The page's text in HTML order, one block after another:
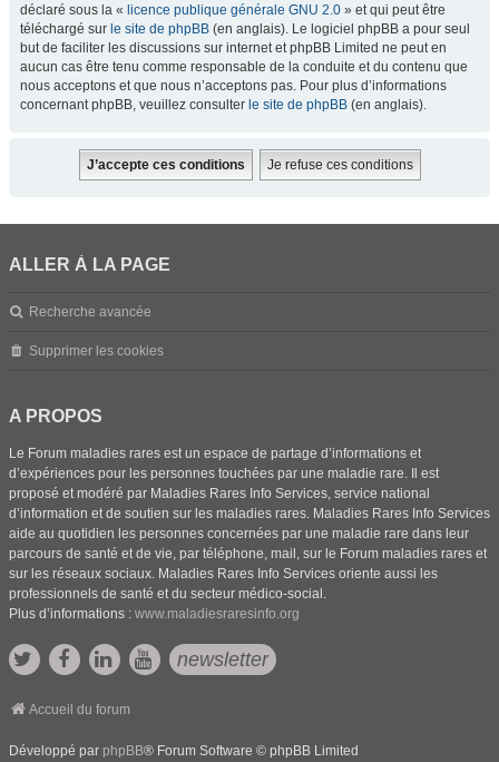
déclaré sous la « licence publique générale GNU 2.0 » et qui peut être
téléchargé sur le site de phpBB (en anglais). Le logiciel phpBB a pour seul
but de faciliter les discussions sur internet et phpBB Limited ne peut en
aucun cas être tenu comme responsable de la conduite et du contenu que
nous acceptons et que nous n’acceptons pas. Pour plus d’informations
concernant phpBB, veuillez consulter le site de phpBB (en anglais).
ALLER À LA PAGE
Recherche avancée
Supprimer les cookies
A PROPOS
Le Forum maladies rares est un espace de partage d’informations et
d’expériences pour les personnes touchées par une maladie rare. Il est
proposé et modéré par Maladies Rares Info Services, service national
d’information et de soutien sur les maladies rares. Maladies Rares Info Services
aide au quotidien les personnes concernées par une maladie rare dans leur
parcours de santé et de vie, par téléphone, mail, sur le Forum maladies rares et
sur les réseaux sociaux. Maladies Rares Info Services oriente aussi les
professionnels de santé et du secteur médico-social.
Plus d’informations : www.maladiesraresinfo.org
newsletter
Accueil du forum
Développé par phpBB® Forum Software © phpBB Limited